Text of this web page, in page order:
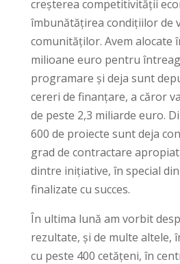
creșterea competitivității
îmbunătățirea condițiilor de
comunităților. Avem alocate
milioane euro pentru
programare și deja sunt
cereri de finanțare, a căror
de peste 2,3 miliarde euro.
600 de proiecte sunt deja
grad de contractare
dintre inițiative, în special
finalizate cu succes.
În ultima lună am vorbit
rezultate, și de multe altele,
cu peste 400 cetățeni, în